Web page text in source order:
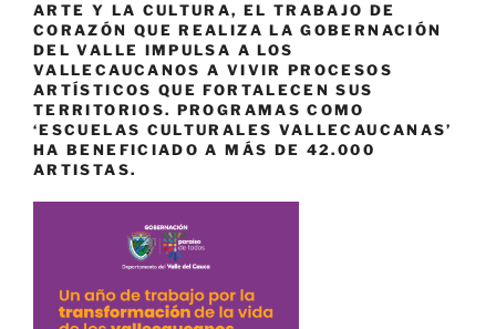
ARTE Y LA CULTURA, EL TRABAJO DE
CORAZÓN QUE REALIZA LA GOBERNACIÓN
DEL VALLE IMPULSA A LOS
VALLECAUCANOS A VIVIR PROCESOS
ARTÍSTICOS QUE FORTALECEN SUS
TERRITORIOS. PROGRAMAS COMO
‘ESCUELAS CULTURALES VALLECAUCANAS’
HA BENEFICIADO A MÁS DE 42.000
ARTISTAS.